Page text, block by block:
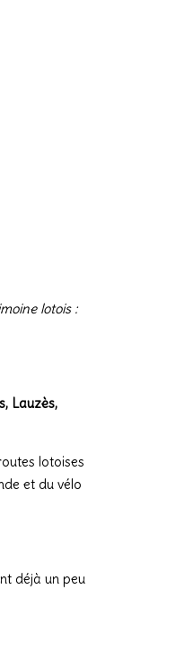
lotois :
Lauzès,
lotoises
et du vélo
déjà un peu